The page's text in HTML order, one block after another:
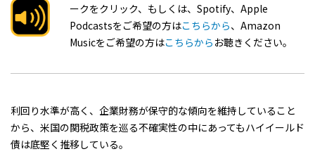
ークをクリック、もしくは、Spotify、Apple
Podcastsをご希望の方はこちらから、Amazon
Musicをご希望の方はこちらから お聴きください。
利回り水準が高く、企業財務が保守的な傾向を維持していること
から、米国の関税政策を巡る不確実性の中にあってもハイイールド
債は底堅く推移している。